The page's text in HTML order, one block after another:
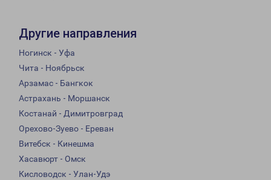
Другие направления
Ногинск - Уфа
Чита - Ноябрьск
Арзамас - Бангкок
Астрахань - Моршанск
Костанай - Димитровград
Орехово-Зуево - Ереван
Витебск - Кинешма
Хасавюрт - Омск
Кисловодск - Улан-Удэ